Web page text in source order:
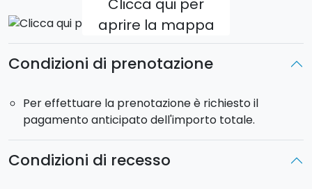
con altre persone.Per le prenotazioni da 5
passeggeri, saranno da considerarsi un massimo
di 4 adulti e 1/2 bambini (max 160 cm di altezza).
Rientro: ore 16:30.
Pick-up inclusopresso il vostro alloggio a Catania e
comuni limitrofi.
4 passeggeri.
Clicca qui per
aprire la mappa
Condizioni di prenotazione
Per effettuare la prenotazione è richiesto il
pagamento anticipato dell'importo totale.
Condizioni di recesso